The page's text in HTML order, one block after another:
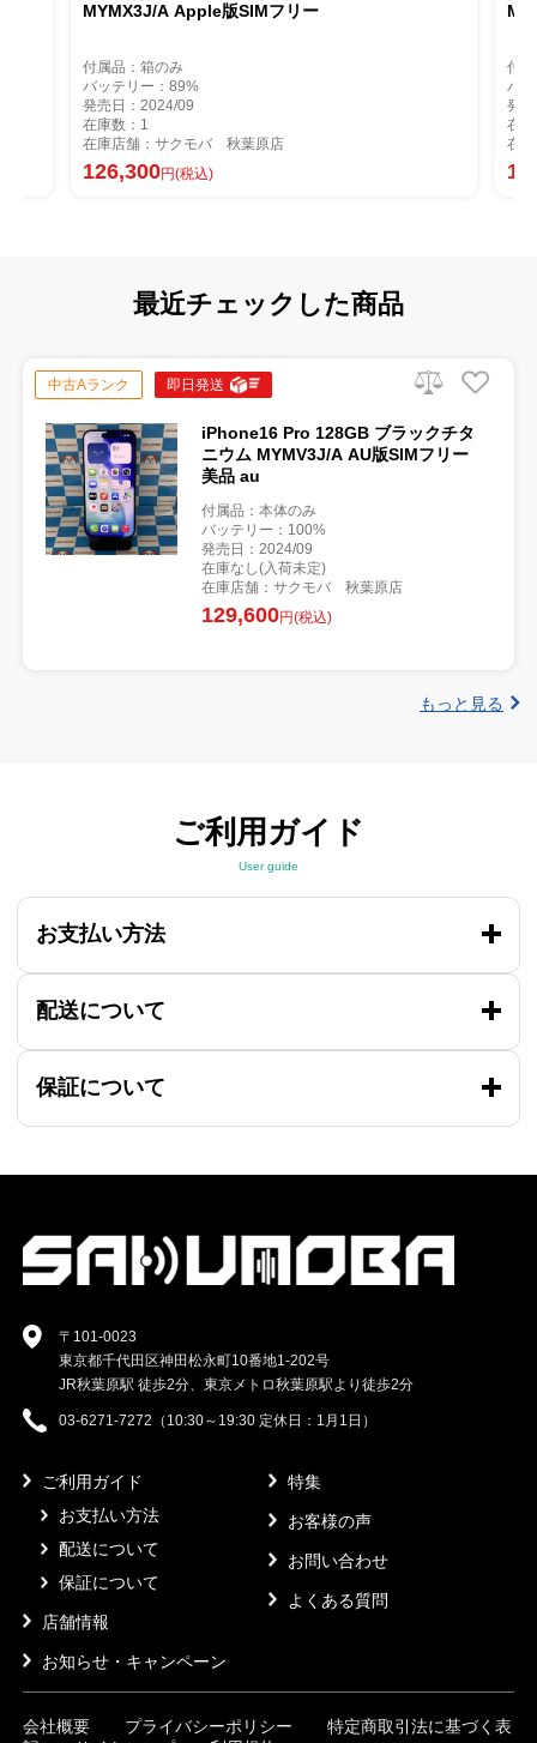
MYMX3J/A Apple版SIMフリー
付属品：箱のみ
バッテリー：89%
発売日：2024/09
在庫数：1
在庫店舗：サクモバ 秋葉原店
126,300円(税込)
付
バ
発
在
在
最近チェックした商品
中古Aランク 即日発送
iPhone16 Pro 128GB ブラックチタ
ニウム MYMV3J/A AU版SIMフリー
美品 au
付属品：本体のみ
バッテリー：100%
発売日：2024/09
在庫なし(入荷未定)
在庫店舗：サクモバ 秋葉原店
129,600円(税込)
もっと見る
ご利用ガイド
User guide
お支払い方法
配送について
保証について
〒101-0023
東京都千代田区神田松永町10番地1-202号
JR秋葉原駅 徒歩2分、東京メトロ秋葉原駅より徒歩2分
03-6271-7272（10:30～19:30 定休日：1月1日）
ご利用ガイド
お支払い方法
配送について
保証について
店舗情報
お知らせ・キャンペーン
特集
お客様の声
お問い合わせ
よくある質問
会社概要 プライバシーポリシー
特定商取引法に基づく表